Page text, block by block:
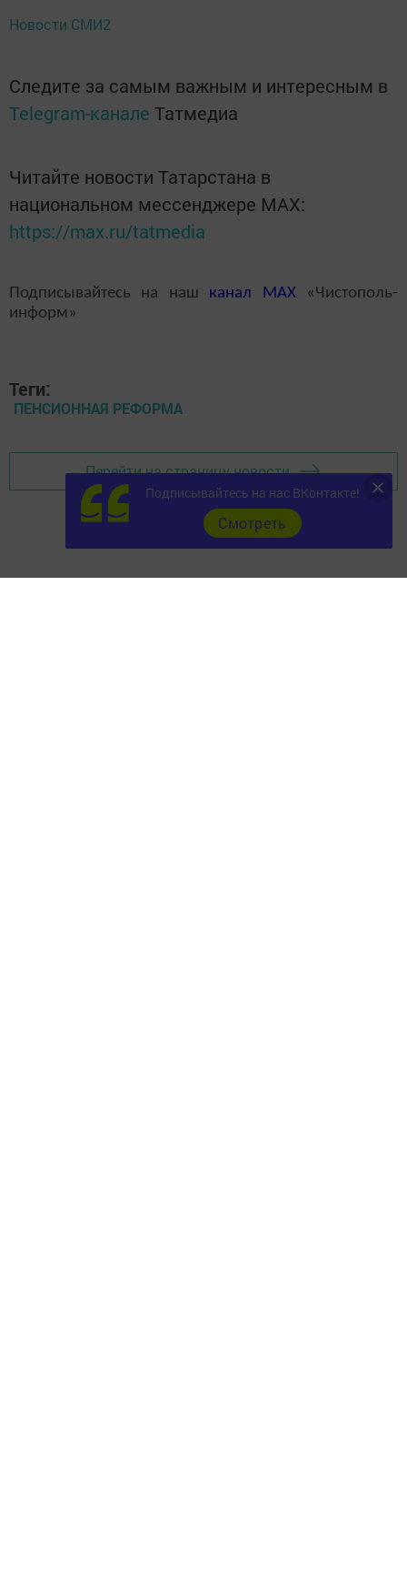
Новости СМИ2
Следите за самым важным и интересным в
Telegram-канале Татмедиа
Читайте новости Татарстана в
национальном мессенджере MАХ:
https://max.ru/tatmedia
Подписывайтесь на наш канал MAX«Чистополь-
информ»
Теги:
ПЕНСИОННАЯ РЕФОРМА
Перейти на страницу новости
Подписывайтесь на нас ВКонтакте!
Cмотреть